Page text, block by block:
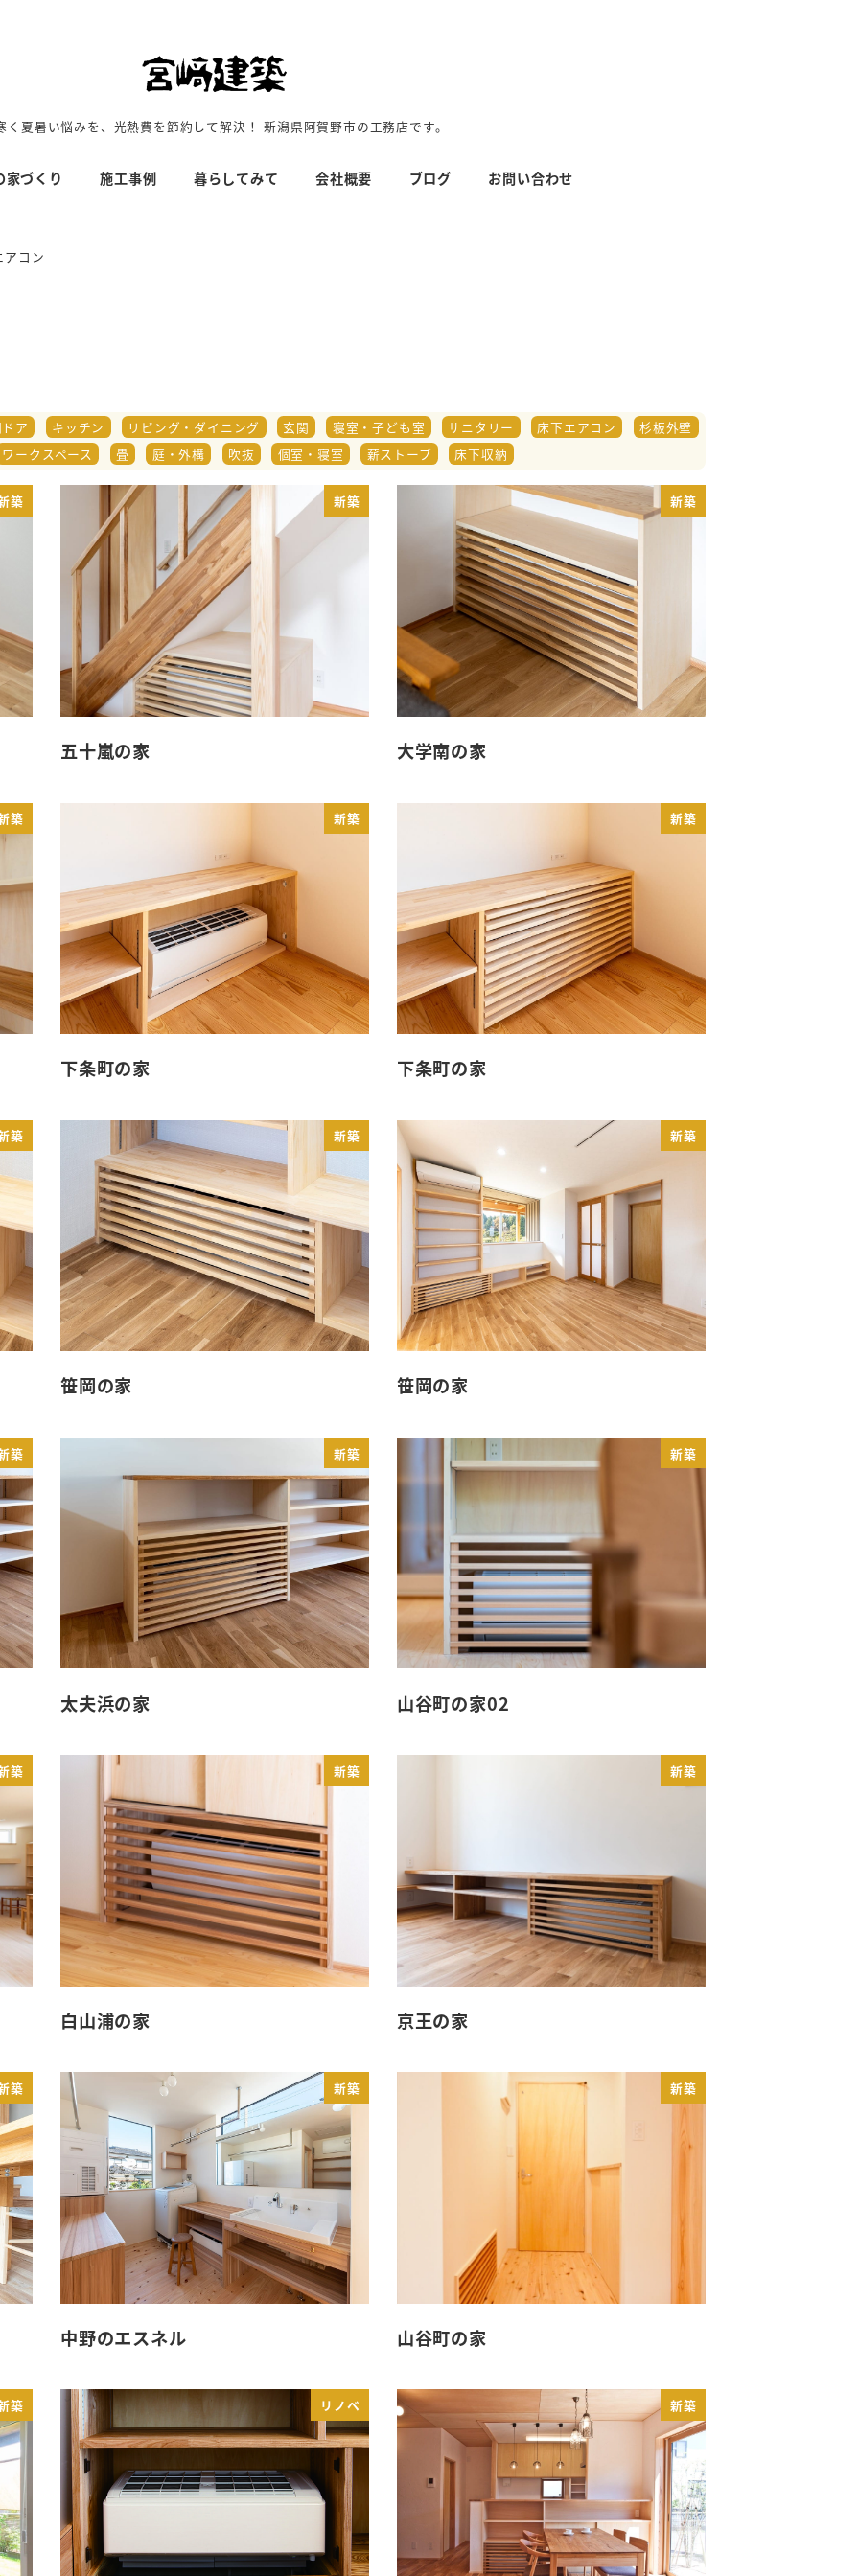
く夏暑い悩みを、光熱費を節約して解決！ 新潟県阿賀野市の工務店です。
家づくり 施工事例 暮らしてみて 会社概要 ブログ お問い合わせ
アコン
ア キッチン リビング・ダイニング 玄関 寝室・子ども室 サニタリー 床下エアコン
杉板外壁
ワークスペース
畳 庭・外構 吹抜 個室・寝室 薪ストーブ 床下収納
築 新築
五十嵐の家
新築
大学南の家
築 新築
下条町の家
新築
下条町の家
築 新築
笹岡の家
新築
笹岡の家
築 新築
太夫浜の家
新築
山谷町の家02
築 新築
白山浦の家
新築
京王の家
築 新築
中野のエスネル
新築
山谷町の家
築 リノベ 新築